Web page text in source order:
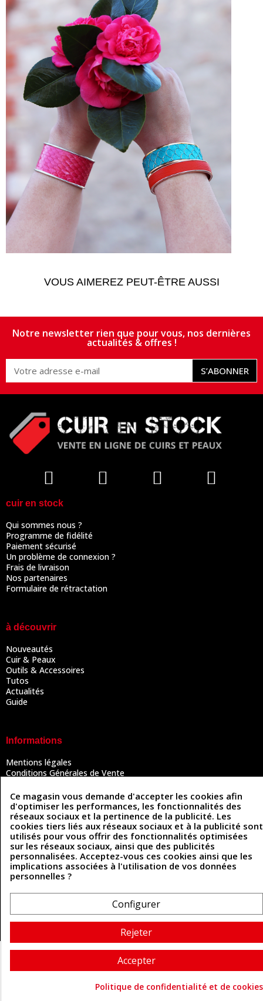
VOUS AIMEREZ PEUT-ÊTRE AUSSI
Notre newsletter rien que pour vous, nos dernières
actualités & offres !
S’ABONNER
cuir en stock
Qui sommes nous ?
Programme de fidélité
Paiement sécurisé
Un problème de connexion ?
Frais de livraison
Nos partenaires
Formulaire de rétractation
à découvrir
Nouveautés
Cuir & Peaux
Outils & Accessoires
Tutos
Actualités
Guide
Informations
Mentions légales
Conditions Générales de Vente
Politique des cookies
Contactez-nous
Coordonnées
493 Chemin de Catougnac
81300 Graulhet
05 63 34 51 88
Cuirenstock © 2026 - Une création Quatrys 💙
Ce magasin vous demande d'accepter les cookies afin
d'optimiser les performances, les fonctionnalités des
réseaux sociaux et la pertinence de la publicité. Les
cookies tiers liés aux réseaux sociaux et à la publicité sont
utilisés pour vous offrir des fonctionnalités optimisées
sur les réseaux sociaux, ainsi que des publicités
personnalisées. Acceptez-vous ces cookies ainsi que les
implications associées à l'utilisation de vos données
personnelles ?
Configurer
Rejeter
Accepter
Politique de confidentialité et de cookies